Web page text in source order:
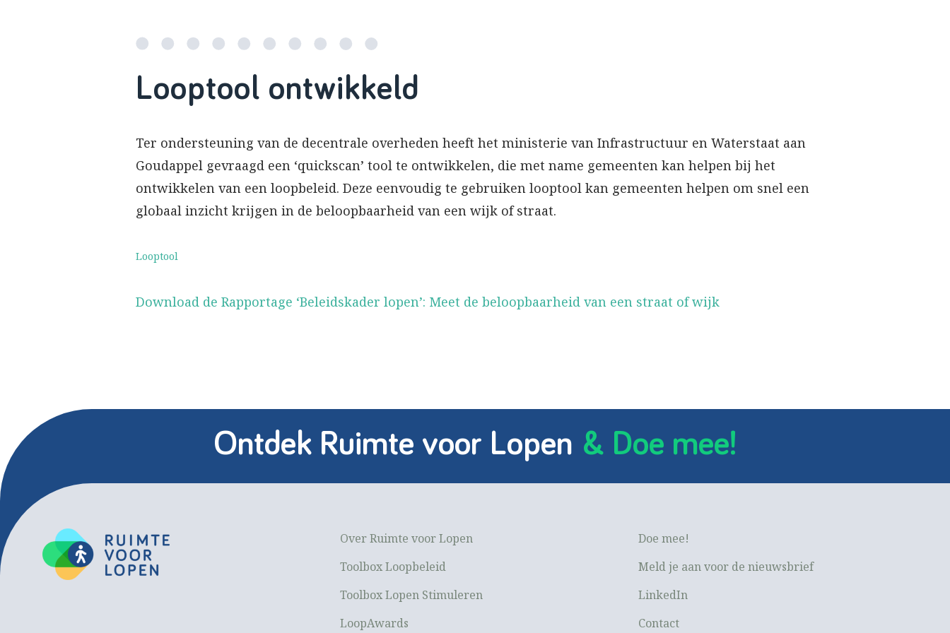
Looptool ontwikkeld
Ter ondersteuning van de decentrale overheden heeft het ministerie van Infrastructuur en Waterstaat aan
Goudappel gevraagd een ‘quickscan’ tool te ontwikkelen, die met name gemeenten kan helpen bij het
ontwikkelen van een loopbeleid. Deze eenvoudig te gebruiken looptool kan gemeenten helpen om snel een
globaal inzicht krijgen in de beloopbaarheid van een wijk of straat.
Looptool
Download de Rapportage ‘Beleidskader lopen’: Meet de beloopbaarheid van een straat of wijk
Ontdek Ruimte voor Lopen & Doe mee!
Over Ruimte voor Lopen
Toolbox Loopbeleid
Toolbox Lopen Stimuleren
LoopAwards
Doe mee!
Meld je aan voor de nieuwsbrief
LinkedIn
Contact